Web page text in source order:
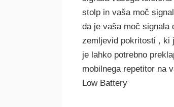
stolp in vaša moč
da je vaša moč signala
zemljevid pokritosti , ki
je lahko potrebno
mobilnega repetitor na
Low Battery